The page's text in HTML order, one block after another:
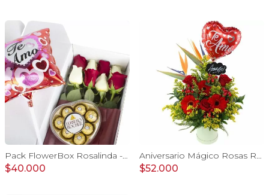
Pack FlowerBox Rosalinda - Caja con 8 rosas mix rojo y blanco, Ferrero Rocher corazón 100g y globo Te amo
$40.000
Aniversario Mágico Rosas Rojo - Arreglo floral con globo Te amo, pizarra, aves del paraíso, rosas y gerberas rojo
$52.000